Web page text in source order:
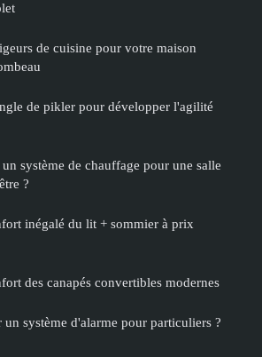
de cuisine pour votre maison
de pikler pour développer l'agilité
système de chauffage pour une salle
?
inégalé du lit + sommier à prix
des canapés convertibles modernes
système d'alarme pour particuliers ?